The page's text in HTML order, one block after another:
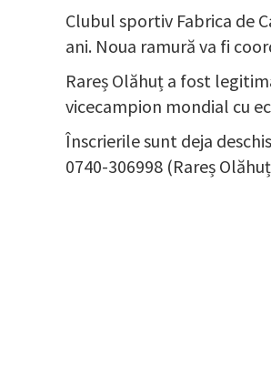
Clubul sportiv Fabrica de
ani. Noua ramură va fi
Rareș Olăhuț a fost
vicecampion mondial cu
Înscrierile sunt deja
0740-306998 (Rareș